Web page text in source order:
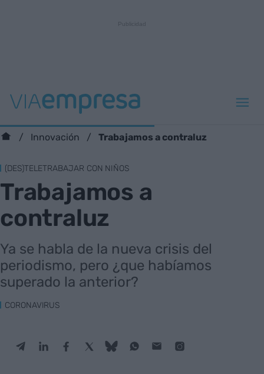
Innovación Trabajamos a contraluz
(DES)TELETRABAJAR CON NIÑOS
Trabajamos a
contraluz
Ya se habla de la nueva crisis del
periodismo, pero ¿que habíamos
superado la anterior?
CORONAVIRUS